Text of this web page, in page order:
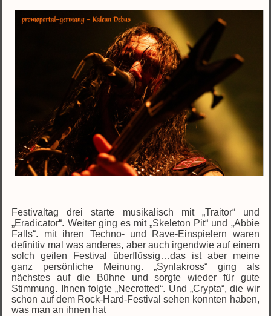
Festivaltag drei starte musikalisch mit „Traitor“ und
„Eradicator“. Weiter ging es mit „Skeleton Pit“ und „Abbie
Falls“. mit ihren Techno- und Rave-Einspielern waren
definitiv mal was anderes, aber auch irgendwie auf einem
solch geilen Festival überflüssig…das ist aber meine
ganz persönliche Meinung. „Synlakross“ ging als
nächstes auf die Bühne und sorgte wieder für gute
Stimmung. Ihnen folgte „Necrotted“. Und „Crypta“, die wir
schon auf dem Rock-Hard-Festival sehen konnten haben,
was man an ihnen hat